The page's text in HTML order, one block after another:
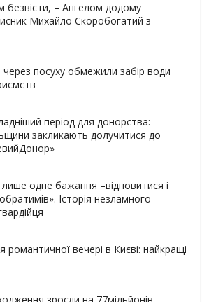
безвісти, – Ангелом додому
Михайло Скоробогатий з
через посуху обмежили забір води
період для донорства:
закликають долучитися до
одне бажання –відновитися і
Історія незламного
романтичної вечері в Києві: найкращі